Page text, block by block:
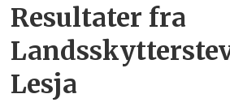
Resultater fra
Lesja